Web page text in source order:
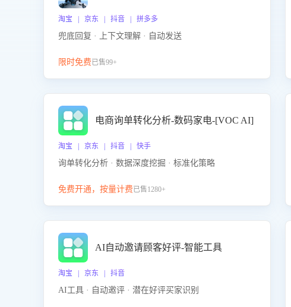
淘宝 | 京东 | 抖音 | 拼多多
兜底回复 · 上下文理解 · 自动发送
限时免费已售99+
电商询单转化分析-数码家电-[VOC AI]
淘宝 | 京东 | 抖音 | 快手
询单转化分析 · 数据深度挖掘 · 标准化策略
免费开通，按量计费已售1280+
AI自动邀请顾客好评-智能工具
淘宝 | 京东 | 抖音
AI工具 · 自动邀评 · 潜在好评买家识别